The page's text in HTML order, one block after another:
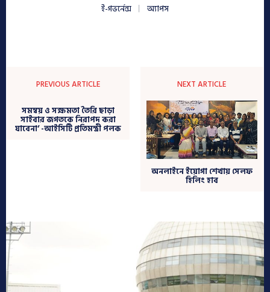
ই-গভর্নেন্স
অ্যাপস
PREVIOUS ARTICLE
সমন্বয় ও সক্ষমতা তৈরি ছাড়া
সাইবার জগতকে নিরাপদ করা
যাবেনা’ -আইসিটি প্রতিমন্ত্রী পলক
NEXT ARTICLE
অনলাইনে ইয়োগা শেখায় সেলফ
হিলিং হাব